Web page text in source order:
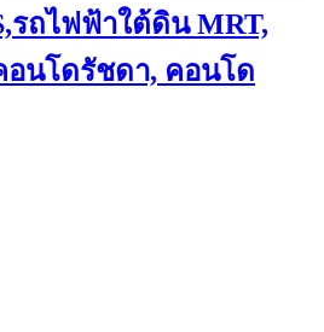
รถไฟฟ้าใต้ดิน MRT,
นโดรัชดา, คอนโด